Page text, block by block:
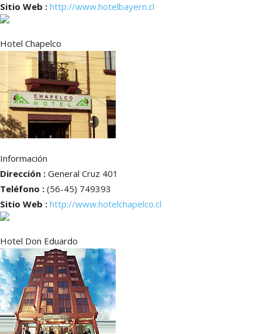
Sitio Web : http://www.hotelbayern.cl
Hotel Chapelco
Información
Dirección : General Cruz 401
Teléfono : (56-45) 749393
Sitio Web : http://www.hotelchapelco.cl
Hotel Don Eduardo